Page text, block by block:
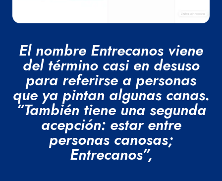
El nombre Entrecanos viene
del término casi en desuso
para referirse a personas
que ya pintan algunas canas.
“También tiene una segunda
acepción: estar entre
personas canosas;
Entrecanos”,